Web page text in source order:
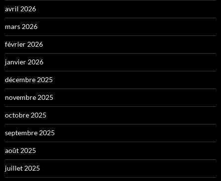
avril 2026
mars 2026
février 2026
janvier 2026
décembre 2025
novembre 2025
octobre 2025
septembre 2025
août 2025
juillet 2025